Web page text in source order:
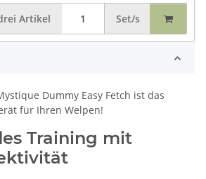
Artikel Set/s
Dummy Easy Fetch ist das
für Ihren Welpen!
Training mit